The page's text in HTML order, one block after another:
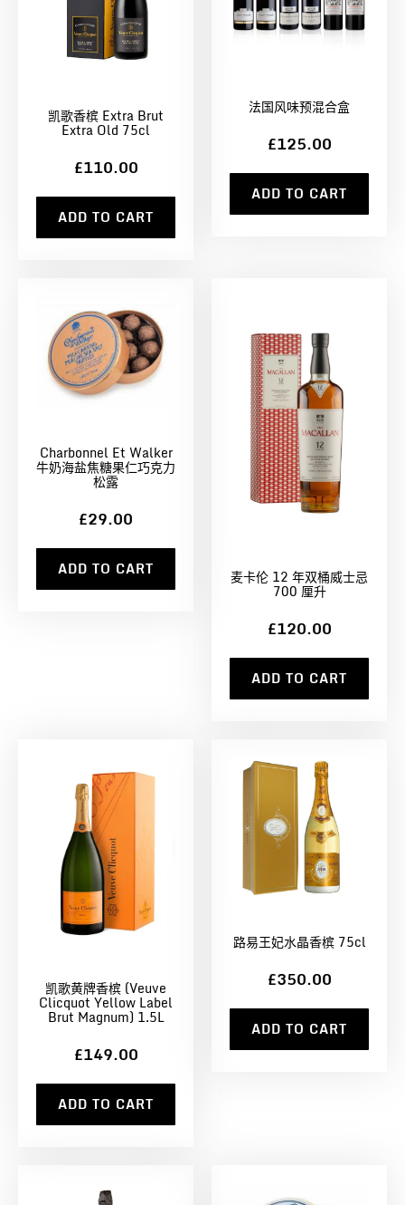
凯歌香槟 Extra Brut
Extra Old 75cl
£110.00
ADD TO CART
法国风味预混合盒
£125.00
ADD TO CART
Charbonnel Et Walker
牛奶海盐焦糖果仁巧克力
松露
£29.00
ADD TO CART 麦卡伦 12 年双桶威士忌
700 厘升
£120.00
ADD TO CART
凯歌黄牌香槟 (Veuve
Clicquot Yellow Label
Brut Magnum) 1.5L
£149.00
ADD TO CART
路易王妃水晶香槟 75cl
£350.00
ADD TO CART